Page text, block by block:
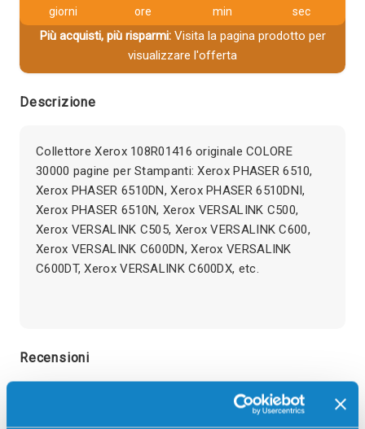
giorni ore min sec
Più acquisti, più risparmi:Visita la pagina prodotto per
visualizzare l'offerta
Descrizione
Collettore Xerox 108R01416 originale COLORE
30000 pagine per Stampanti: Xerox PHASER 6510,
Xerox PHASER 6510DN, Xerox PHASER 6510DNI,
Xerox PHASER 6510N, Xerox VERSALINK C500,
Xerox VERSALINK C505, Xerox VERSALINK C600,
Xerox VERSALINK C600DN, Xerox VERSALINK
C600DT, Xerox VERSALINK C600DX, etc.
Recensioni